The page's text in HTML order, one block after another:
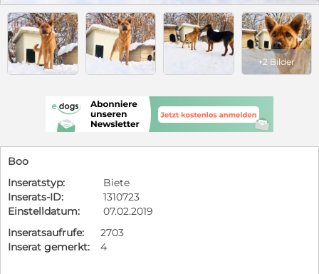
+2 Bilder
Boo
Inseratstyp:
Biete
Inserats-ID:
1310723
Einstelldatum:
07.02.2019
Inseratsaufrufe:
2703
Inserat gemerkt:
4